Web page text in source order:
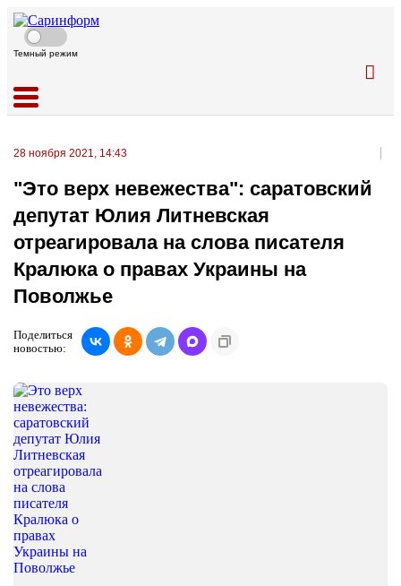
Темный режим
28 ноября 2021, 14:43
"Это верх невежества": саратовский
депутат Юлия Литневская
отреагировала на слова писателя
Кралюка о правах Украины на
Поволжье
Поделиться
новостью: